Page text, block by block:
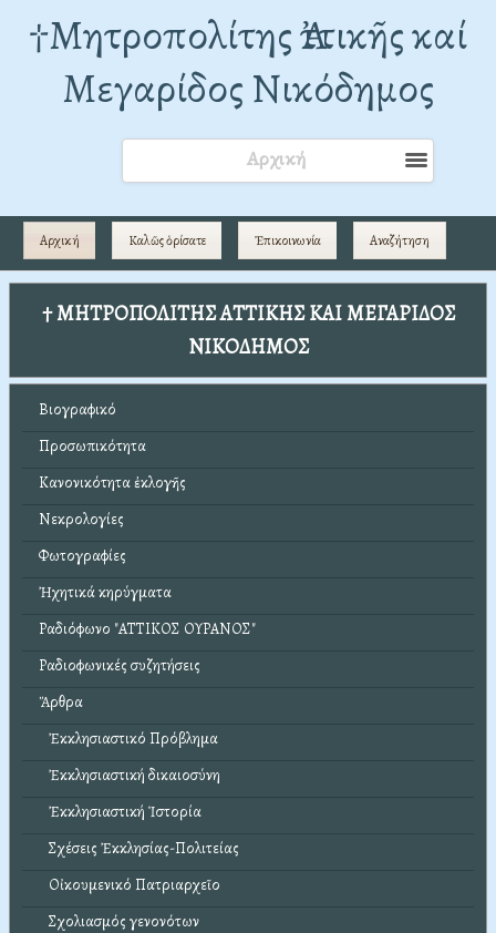
†Mητροπολίτης Ἀττικῆς καί
Μεγαρίδος Νικόδημος
Αρχική
Αρχική Καλῶς ὁρίσατε Ἐπικοινωνία Αναζήτηση
† ΜΗΤΡΟΠΟΛΙΤΗΣ ΑΤΤΙΚΗΣ ΚΑΙ ΜΕΓΑΡΙΔΟΣ
ΝΙΚΟΔΗΜΟΣ
Βιογραφικό
Προσωπικότητα
Κανονικότητα ἐκλογῆς
Νεκρολογίες
Φωτογραφίες
Ἠχητικά κηρύγματα
Ραδιόφωνο "ΑΤΤΙΚΟΣ ΟΥΡΑΝΟΣ"
Ραδιοφωνικές συζητήσεις
Ἄρθρα
Ἐκκλησιαστικό Πρόβλημα
Ἐκκλησιαστική δικαιοσύνη
Ἐκκλησιαστική Ἱστορία
Σχέσεις Ἐκκλησίας-Πολιτείας
Οἰκουμενικό Πατριαρχεῖο
Σχολιασμός γενονότων